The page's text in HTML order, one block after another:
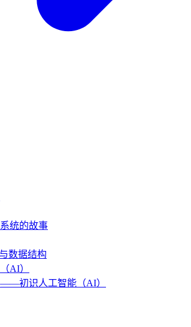
统的故事
数据结构
AI）
——初识人工智能（AI）